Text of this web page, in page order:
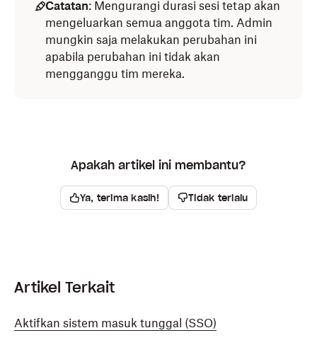
Catatan: Mengurangi durasi sesi tetap akan
mengeluarkan semua anggota tim. Admin
mungkin saja melakukan perubahan ini
apabila perubahan ini tidak akan
mengganggu tim mereka.
Apakah artikel ini membantu?
Ya, terima kasih! Tidak terlalu
Artikel Terkait
Aktifkan sistem masuk tunggal (SSO)